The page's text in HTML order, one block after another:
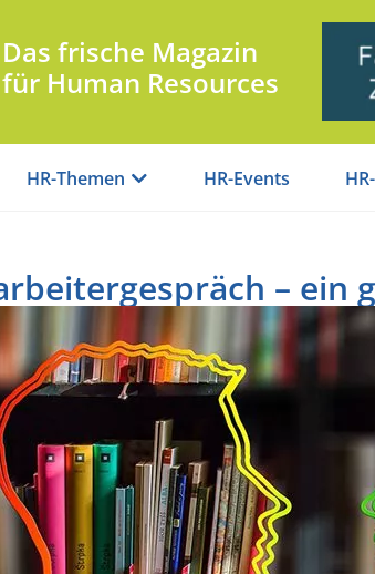
Das frische Magazin
für Human Resources
HR-Themen HR-Events
– ein